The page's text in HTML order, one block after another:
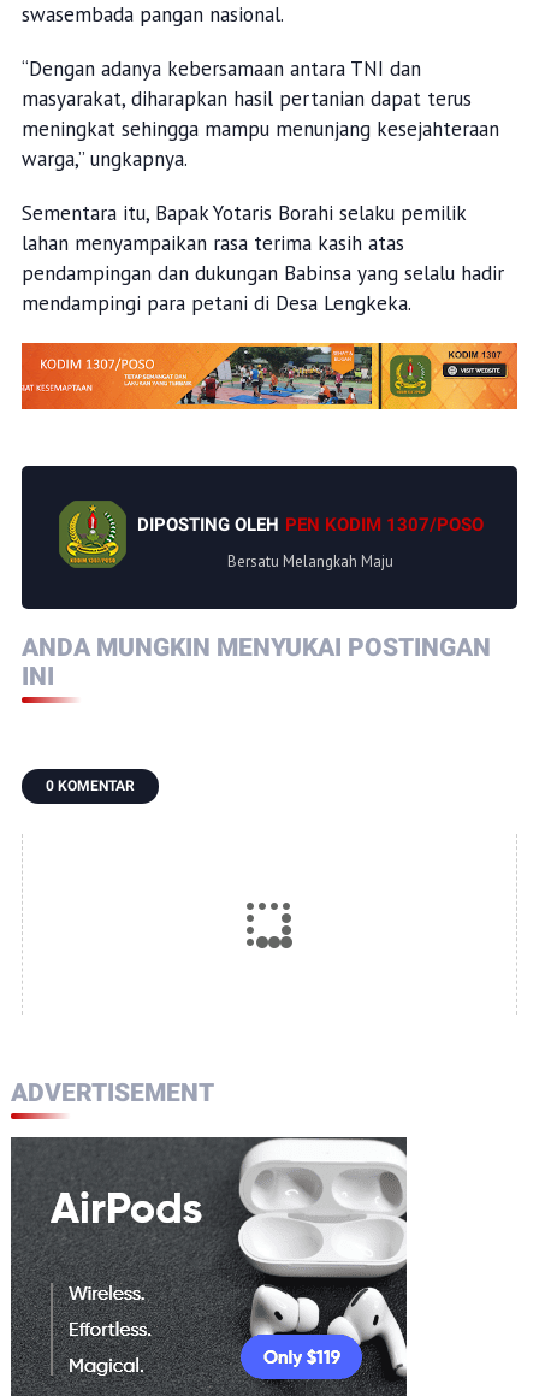
swasembada pangan nasional.
“Dengan adanya kebersamaan antara TNI dan
masyarakat, diharapkan hasil pertanian dapat terus
meningkat sehingga mampu menunjang kesejahteraan
warga,” ungkapnya.
Sementara itu, Bapak Yotaris Borahi selaku pemilik
lahan menyampaikan rasa terima kasih atas
pendampingan dan dukungan Babinsa yang selalu hadir
mendampingi para petani di Desa Lengkeka.
DIPOSTING OLEH PEN KODIM 1307/POSO
Bersatu Melangkah Maju
ANDA MUNGKIN MENYUKAI POSTINGAN
INI
0 KOMENTAR
ADVERTISEMENT